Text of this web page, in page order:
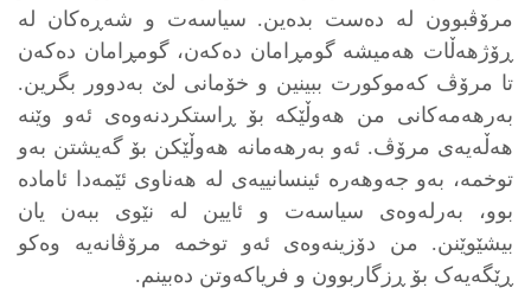
مرۆڤبوون لە دەست بدەین. سیاسەت و شەڕەکان لە
ڕۆژهەڵات هەمیشە گومڕامان دەکەن، گومڕامان دەکەن
تا مرۆڤ کەموکورت ببینین و خۆمانی لێ بەدوور بگرین.
بەرهەمەکانی من هەوڵێکە بۆ ڕاستکردنەوەی ئەو وێنە
هەڵەیەی مرۆڤ. ئەو بەرهەمانە هەوڵێکن بۆ گەیشتن بەو
توخمە، بەو جەوهەرە ئینسانییەی لە هەناوی ئێمەدا ئامادە
بوو، بەرلەوەی سیاسەت و ئایین لە نێوی ببەن یان
بیشێوێنن. من دۆزینەوەی ئەو توخمە مرۆڤانەیە وەکو
ڕێگەیەک بۆ ڕزگاربوون و فریاکەوتن دەبینم.